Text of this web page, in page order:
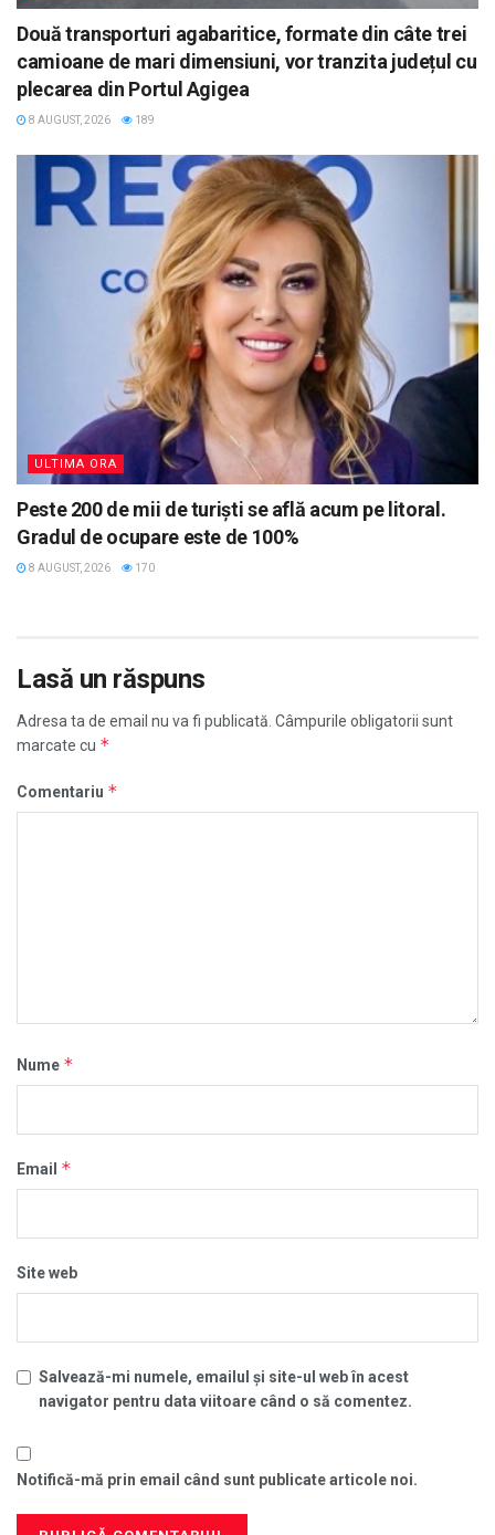
Două transporturi agabaritice, formate din câte trei
camioane de mari dimensiuni, vor tranzita județul cu
plecarea din Portul Agigea
8 AUGUST, 2026 189
ULTIMA ORA
Peste 200 de mii de turiști se află acum pe litoral.
Gradul de ocupare este de 100%
8 AUGUST, 2026 170
Lasă un răspuns
Adresa ta de email nu va fi publicată. Câmpurile obligatorii sunt
marcate cu *
Comentariu *
Nume *
Email *
Site web
Salvează-mi numele, emailul și site-ul web în acest
navigator pentru data viitoare când o să comentez.
Notifică-mă prin email când sunt publicate articole noi.